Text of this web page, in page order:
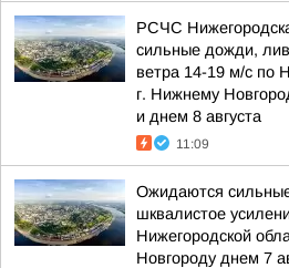
РСЧС
сильные дожди,
ветра 14-19 м/с по
г. Нижнему
и днем 8 августа
11:09
Ожидаются
шквалистое
Нижегородской
Новгороду днем 7